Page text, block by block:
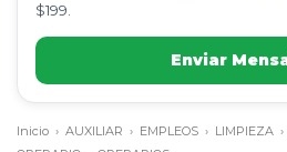
$199.
Enviar
Inicio › AUXILIAR › EMPLEOS › LIMPIEZA ›